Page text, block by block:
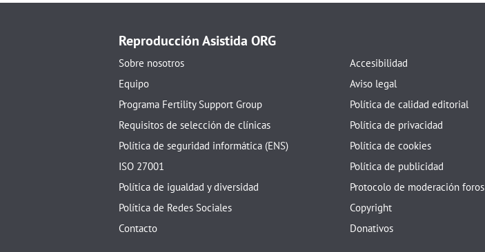
Reproducción Asistida ORG
Sobre nosotros
Equipo
Programa Fertility Support Group
Requisitos de selección de clínicas
Política de seguridad informática (ENS)
ISO 27001
Política de igualdad y diversidad
Política de Redes Sociales
Contacto
Accesibilidad
Aviso legal
Política de calidad editorial
Política de privacidad
Política de cookies
Política de publicidad
Protocolo de moderación foros
Copyright
Donativos